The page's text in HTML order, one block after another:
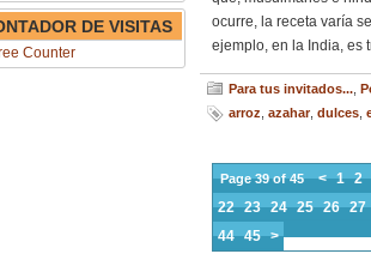
DE VISITAS
ocurre, la receta varía
ejemplo, en la India, es
Para tus invitados...
arroz azahar, dulces
Page 39 of 45 < 1 2
22 23 24 25 26 27
44 45 >